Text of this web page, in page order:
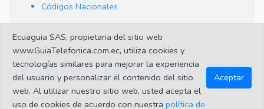
Códigos Nacionales
Cambio de Divisas
Enlaces de interes
©2023 Guiatelefonica.com.ec una empresa 100% ecuatoriana.
Ecuaguia SAS, propietaria del sitio web
www.GuiaTelefonica.com.ec, utiliza cookies y
tecnologías similares para mejorar la experiencia
del usuario y personalizar el contenido del sitio
web. Al utilizar nuestro sitio web, usted acepta el
uso de cookies de acuerdo con nuestra política de
Aceptar